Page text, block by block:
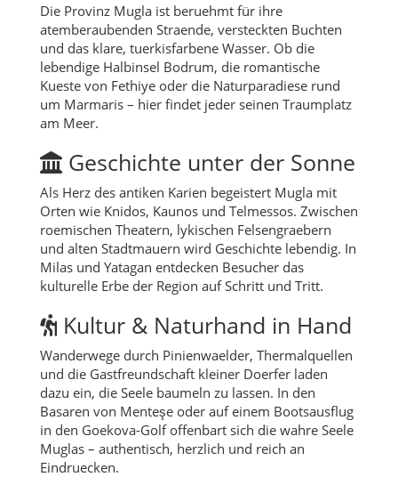
Die Provinz Mugla ist beruehmt für ihre
atemberaubenden Straende, versteckten Buchten
und das klare, tuerkisfarbene Wasser. Ob die
lebendige Halbinsel Bodrum, die romantische
Kueste von Fethiye oder die Naturparadiese rund
um Marmaris – hier findet jeder seinen Traumplatz
am Meer.
Geschichte unter der Sonne
Als Herz des antiken Karien begeistert Mugla mit
Orten wie Knidos, Kaunos und Telmessos. Zwischen
roemischen Theatern, lykischen Felsengraebern
und alten Stadtmauern wird Geschichte lebendig. In
Milas und Yatagan entdecken Besucher das
kulturelle Erbe der Region auf Schritt und Tritt.
Kultur & Naturhand in Hand
Wanderwege durch Pinienwaelder, Thermalquellen
und die Gastfreundschaft kleiner Doerfer laden
dazu ein, die Seele baumeln zu lassen. In den
Basaren von Menteşe oder auf einem Bootsausflug
in den Goekova-Golf offenbart sich die wahre Seele
Muglas – authentisch, herzlich und reich an
Eindruecken.